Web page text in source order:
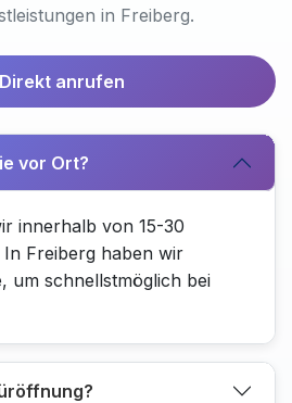
in Freiberg.
Direkt anrufen
vor Ort?
innerhalb von 15-30
Freiberg haben wir
um schnellstmöglich bei